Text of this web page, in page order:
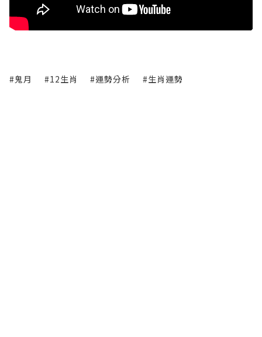
#鬼月 #12生肖 #運勢分析 #生肖運勢